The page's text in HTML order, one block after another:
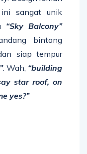
sangat unik
“Sky Balcony”
bintang
siap tempur
. Wah, “building
star roof, on
yes?”